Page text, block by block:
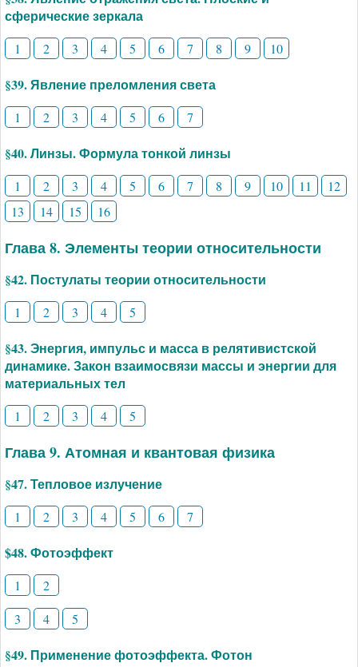
сферические зеркала
1 2 3 4 5 6 7 8 9 10
§39. Явление преломления света
1 2 3 4 5 6 7
§40. Линзы. Формула тонкой линзы
1 2 3 4 5 6 7 8 9 10 11
12
13
14 15 16
Глава 8. Элементы теории относительности
§42. Постулаты теории относительности
1 2 3 4 5
§43. Энергия, импульс и масса в релятивистской
динамике. Закон взаимосвязи массы и энергии для
материальных тел
1 2 3 4 5
Глава 9. Атомная и квантовая физика
§47. Тепловое излучение
1 2 3 4 5 6 7
$48. Фотоэффект
1
2
3
4 5
§49. Применение фотоэффекта. Фотон